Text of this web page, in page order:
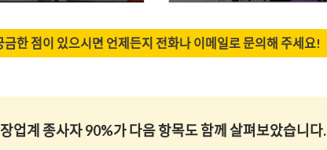
금한 점이 있으시면 언제든지 전화나 이메일로 문의해 주세요!
업계 종사자 90%가 다음 항목도 함께 살펴보았습니다.